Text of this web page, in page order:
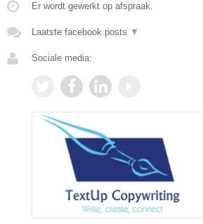
Er wordt gewerkt op afspraak.
Laatste facebook posts ▼
Sociale media: